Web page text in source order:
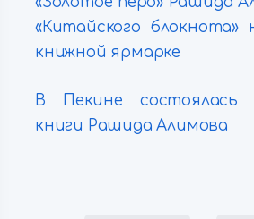
«Китайского блокнота»
книжной ярмарке
В Пекине состоялась
книги Рашида Алимова